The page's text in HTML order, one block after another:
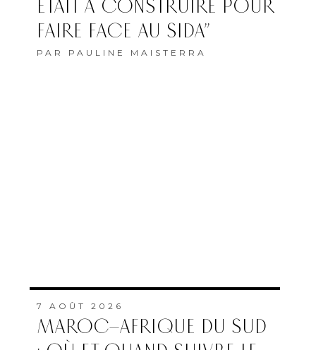
ÉTAIT À CONSTRUIRE POUR
FAIRE FACE AU SIDA”
PAR PAULINE MAISTERRA
7 AOÛT 2026
MAROC–AFRIQUE DU SUD